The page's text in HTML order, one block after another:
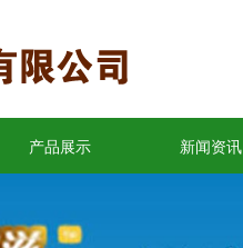
产品展示 新闻资讯